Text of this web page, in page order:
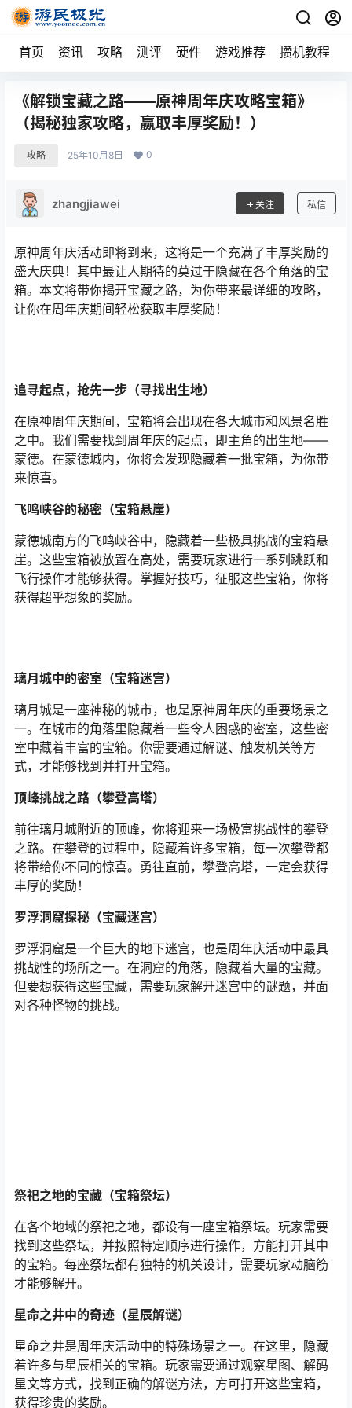
首页 资讯 攻略 测评 硬件 游戏推荐 攒机教程
《解锁宝藏之路——原神周年庆攻略宝箱》
（揭秘独家攻略，赢取丰厚奖励！）
攻略 25年10月8日 0
zhangjiawei 关注 私信
原神周年庆活动即将到来，这将是一个充满了丰厚奖励的
盛大庆典！其中最让人期待的莫过于隐藏在各个角落的宝
箱。本文将带你揭开宝藏之路，为你带来最详细的攻略，
让你在周年庆期间轻松获取丰厚奖励！
追寻起点，抢先一步（寻找出生地）
在原神周年庆期间，宝箱将会出现在各大城市和风景名胜
之中。我们需要找到周年庆的起点，即主角的出生地——
蒙德。在蒙德城内，你将会发现隐藏着一批宝箱，为你带
来惊喜。
飞鸣峡谷的秘密（宝箱悬崖）
蒙德城南方的飞鸣峡谷中，隐藏着一些极具挑战的宝箱悬
崖。这些宝箱被放置在高处，需要玩家进行一系列跳跃和
飞行操作才能够获得。掌握好技巧，征服这些宝箱，你将
获得超乎想象的奖励。
璃月城中的密室（宝箱迷宫）
璃月城是一座神秘的城市，也是原神周年庆的重要场景之
一。在城市的角落里隐藏着一些令人困惑的密室，这些密
室中藏着丰富的宝箱。你需要通过解谜、触发机关等方
式，才能够找到并打开宝箱。
顶峰挑战之路（攀登高塔）
前往璃月城附近的顶峰，你将迎来一场极富挑战性的攀登
之路。在攀登的过程中，隐藏着许多宝箱，每一次攀登都
将带给你不同的惊喜。勇往直前，攀登高塔，一定会获得
丰厚的奖励！
罗浮洞窟探秘（宝藏迷宫）
罗浮洞窟是一个巨大的地下迷宫，也是周年庆活动中最具
挑战性的场所之一。在洞窟的角落，隐藏着大量的宝藏。
但要想获得这些宝藏，需要玩家解开迷宫中的谜题，并面
对各种怪物的挑战。
祭祀之地的宝藏（宝箱祭坛）
在各个地域的祭祀之地，都设有一座宝箱祭坛。玩家需要
找到这些祭坛，并按照特定顺序进行操作，方能打开其中
的宝箱。每座祭坛都有独特的机关设计，需要玩家动脑筋
才能够解开。
星命之井中的奇迹（星辰解谜）
星命之井是周年庆活动中的特殊场景之一。在这里，隐藏
着许多与星辰相关的宝箱。玩家需要通过观察星图、解码
星文等方式，找到正确的解谜方法，方可打开这些宝箱，
获得珍贵的奖励。